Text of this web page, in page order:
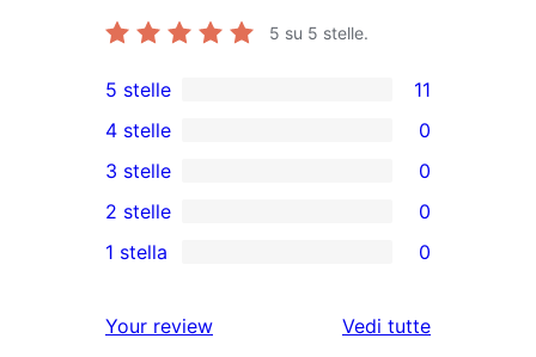
5 su 5 stelle.
11
recensioni
a
5-
stelle
5 stelle 11
recensioni
a
4-
4 stelle 0
0
recensioni
a
stelle
3 stelle 0
recensioni
2-
2 stelle 0
a
1 stella 0
Your review
Vedi tutte